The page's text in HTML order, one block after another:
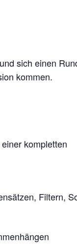
sich einen
kommen.
kompletten
Filtern,